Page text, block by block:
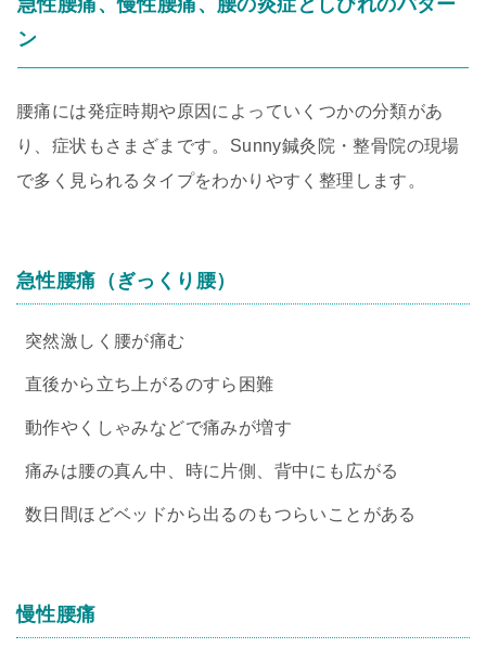
急性腰痛、慢性腰痛、腰の炎症としびれのパター
ン
腰痛には発症時期や原因によっていくつかの分類があ
り、症状もさまざまです。Sunny鍼灸院・整骨院の現場
で多く見られるタイプをわかりやすく整理します。
急性腰痛（ぎっくり腰）
突然激しく腰が痛む
直後から立ち上がるのすら困難
動作やくしゃみなどで痛みが増す
痛みは腰の真ん中、時に片側、背中にも広がる
数日間ほどベッドから出るのもつらいことがある
慢性腰痛